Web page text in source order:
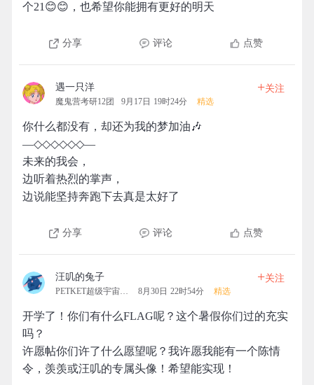
个21😊😊，也希望你能拥有更好的明天
分享 评论 点赞
遇一只洋
魔鬼营考研12团 9月17日 19时24分 精选
+关注
你什么都没有，却还为我的梦加油🎶
—◇◇◇◇◇◇—
未来的我会，
边听着热烈的掌声，
边说能坚持奔跑下去真是太好了
分享 评论 点赞
汪叽的兔子
PETKET超级宇宙拓团 8月30日 22时54分 精选
+关注
开学了！你们有什么FLAG呢？这个暑假你们过的充实
吗？
许愿帖你们许了什么愿望呢？我许愿我能有一个陈情
令，羡羡或汪叽的专属头像！希望能实现！